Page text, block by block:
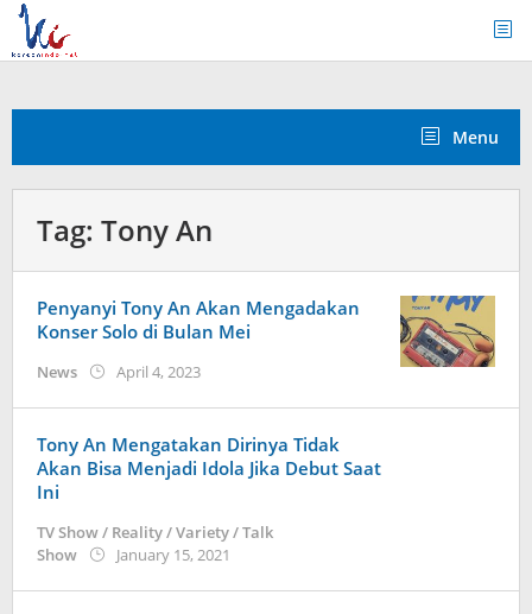
Skip
content
Menu
Tag: Tony An
Penyanyi Tony An Akan Mengadakan
Konser Solo di Bulan Mei
News April 4, 2023by
Tony An Mengatakan Dirinya Tidak
Akan Bisa Menjadi Idola Jika Debut Saat
Ini
TV Show / Reality / Variety / Talk
Show
January 15, 2021